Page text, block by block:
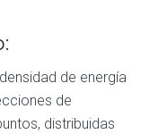
de energía
de
distribuidas